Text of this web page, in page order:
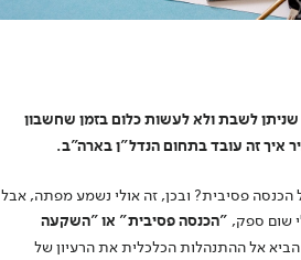
לשבת ולא לעשות כלום בזמן שחשבון
איך זה עובד בתחום הנדל"ן בארה"ב.
הכנסה פסיבית? ובכן, זה אולי נשמע מפתה, אבל
שום ספק, "הכנסה פסיבית" או "השקעה
אל ההתנהלות הכלכלית את הרעיון של